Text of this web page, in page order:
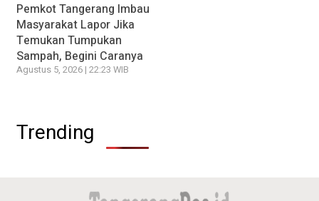
Pemkot Tangerang Imbau
Masyarakat Lapor Jika
Temukan Tumpukan
Sampah, Begini Caranya
Agustus 5, 2026 | 22:23 WIB
Trending